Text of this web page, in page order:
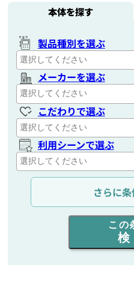
本体を探す
製品種別を選ぶ
メーカーを選ぶ
こだわりで選ぶ
利用シーンで選ぶ
通信距離を選ぶ
出力を選ぶ
同時通話人数を選ぶ
さらに
この